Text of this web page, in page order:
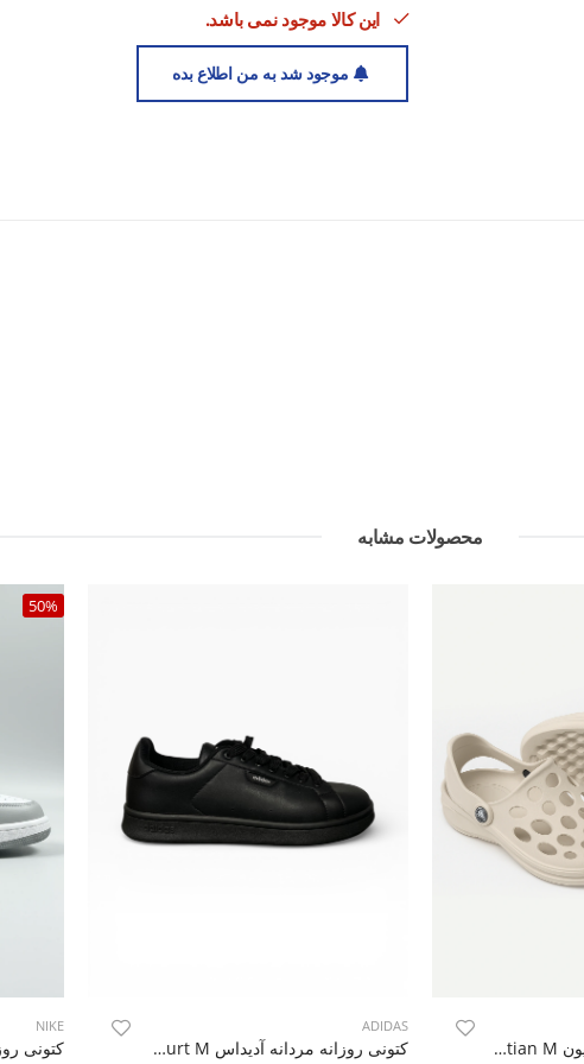
این کالا موجود نمی باشد.
موجود شد به من اطلاع بده
محصولات مشابه
کراکس روزانه مردانه پایون Martian M
ADIDAS
کتونی روزانه مردانه آدیداس Adidas Urban Court M
50%
NIKE